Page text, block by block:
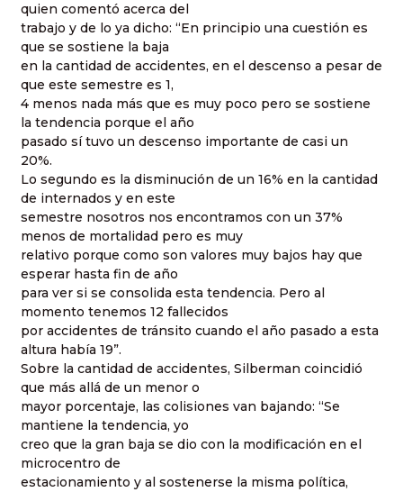
quien comentó acerca del
trabajo y de lo ya dicho: “En principio una cuestión es
que se sostiene la baja
en la cantidad de accidentes, en el descenso a pesar de
que este semestre es 1,
4 menos nada más que es muy poco pero se sostiene
la tendencia porque el año
pasado sí tuvo un descenso importante de casi un
20%.
Lo segundo es la disminución de un 16% en la cantidad
de internados y en este
semestre nosotros nos encontramos con un 37%
menos de mortalidad pero es muy
relativo porque como son valores muy bajos hay que
esperar hasta fin de año
para ver si se consolida esta tendencia. Pero al
momento tenemos 12 fallecidos
por accidentes de tránsito cuando el año pasado a esta
altura había 19”.
Sobre la cantidad de accidentes, Silberman coincidió
que más allá de un menor o
mayor porcentaje, las colisiones van bajando: “Se
mantiene la tendencia, yo
creo que la gran baja se dio con la modificación en el
microcentro de
estacionamiento y al sostenerse la misma política,